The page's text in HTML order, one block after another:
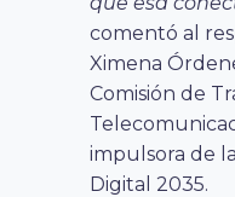
comentó al
Ximena
Comisión de
impulsora de
Digital 2035.